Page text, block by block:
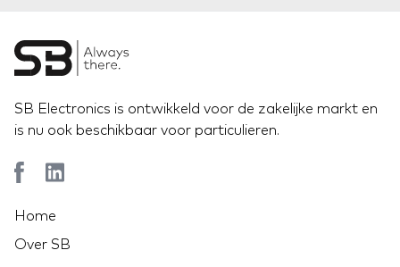
SB Electronics is ontwikkeld voor de zakelijke markt en
is nu ook beschikbaar voor particulieren.
Home
Over SB